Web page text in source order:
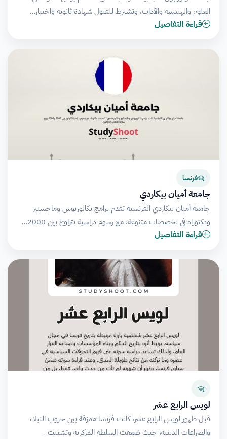
العلوم والهندسة والآداب، وتشترط للقبول شهادة ثانوية واختبار…
قراءة التفاصيل
فرنسا
جامعة أميان بيكاردي
جامعة أميان بيكاردي الفرنسية تقدم برامج بكالوريوس وماجستير
ودكتوراه في تخصصات متنوعة، مع رسوم دراسية تتراوح بين 2000…
قراءة التفاصيل
لويس الرابع عشر
قبل ظهور لويس الرابع عشر، كانت فرنسا ممزقة بين حروب النبلاء
والصراعات الدينية، حيث ضعفت السلطة المركزية وتشتتت…